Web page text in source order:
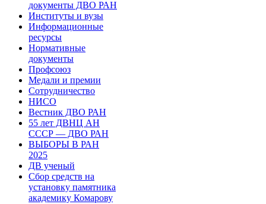
документы ДВО РАН
Институты и вузы
Информационные
ресурсы
Нормативные
документы
Профсоюз
Медали и премии
Сотрудничество
НИСО
Вестник ДВО РАН
55 лет ДВНЦ АН
СССР — ДВО РАН
ВЫБОРЫ В РАН
2025
ДВ ученый
Сбор средств на
установку памятника
академику Комарову